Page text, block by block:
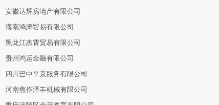
安徽达辉房地产有限公司
海南鸿涛贸易有限公司
黑龙江杰霄贸易有限公司
贵州鸿运金融有限公司
四川巴中平京服务有限公司
河南焦作泽丰机械有限公司